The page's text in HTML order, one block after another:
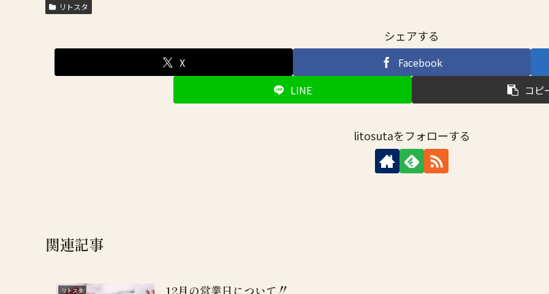
リトスタ
シェアする
X
Facebook
LINE
コピ
litosutaをフォローする
関連記事
リトスタ 12月の営業日について‼️